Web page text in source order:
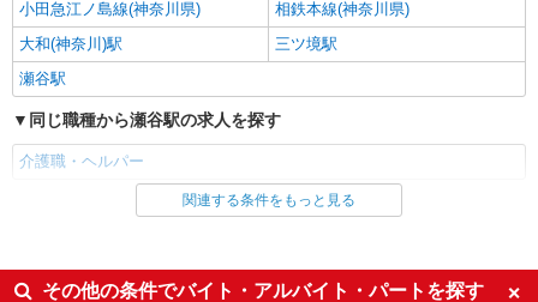
小田急江ノ島線(神奈川県)
相鉄本線(神奈川県)
大和(神奈川)駅
三ツ境駅
瀬谷駅
同じ職種から瀬谷駅の求人を探す
介護職・ヘルパー
同じ雇用形態から瀬谷駅の求人を探す
同じ特徴から瀬谷駅の求人を探す
関連する条件をもっと見る
その他の条件でバイト・アルバイト・パートを探す